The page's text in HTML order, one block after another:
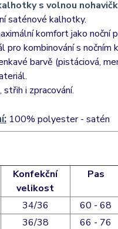
s volnou
saténové kalhotky.
komfort jako noční
pro kombinování s nočním
barvě (pistáciová,
i zpracování.
100% polyester - satén
Konfekční
velikost
Pas
34/36 60 - 68
36/38 66 - 76